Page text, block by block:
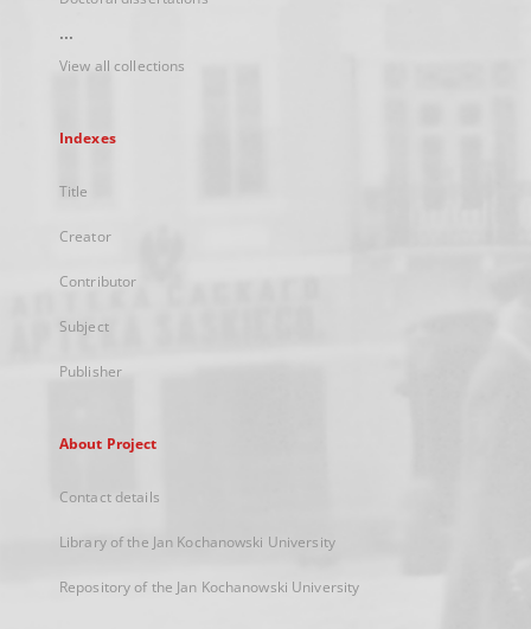
...
View all collections
Indexes
Title
Creator
Contributor
Subject
Publisher
About Project
Contact details
Library of the Jan Kochanowski University
Repository of the Jan Kochanowski University